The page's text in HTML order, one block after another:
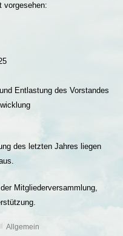
vorgesehen:
Entlastung des Vorstandes
des letzten Jahres liegen
Mitgliederversammlung,
Allgemein